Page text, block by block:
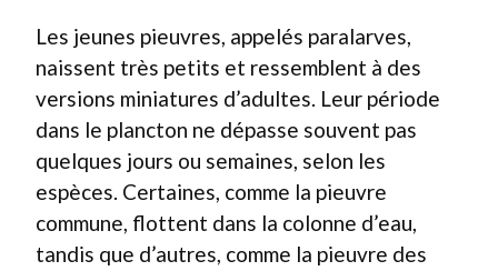
Les jeunes pieuvres, appelés paralarves,
naissent très petits et ressemblent à des
versions miniatures d’adultes. Leur période
dans le plancton ne dépasse souvent pas
quelques jours ou semaines, selon les
espèces. Certaines, comme la pieuvre
commune, flottent dans la colonne d’eau,
tandis que d’autres, comme la pieuvre des